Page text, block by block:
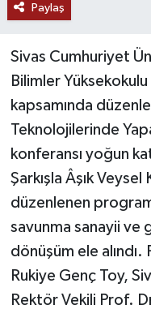
Paylaş
Sivas Cumhuriyet
Bilimler
kapsamında
Teknolojilerinde
konferansı yoğun
Şarkışla Âşık
düzenlenen
savunma sanayii ve
dönüşüm ele
Rukiye Genç Toy,
Rektör Vekili Prof.
YAŞAM